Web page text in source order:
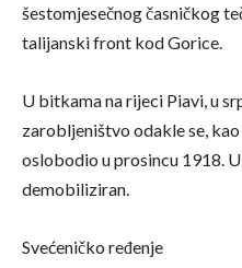
šestomjesečnog časničkog
talijanski front kod Gorice.
U bitkama na rijeci Piavi, u
zarobljeništvo odakle se,
oslobodio u prosincu 1918.
demobiliziran.
Svećeničko ređenje